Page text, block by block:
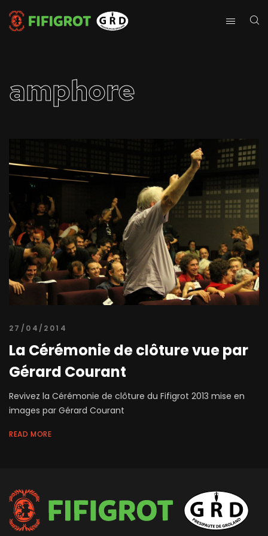
amphore
27/04/2014
La Cérémonie de clôture vue par
Gérard Courant
Revivez la Cérémonie de clôture du Fifigrot 2013 mise en
images par Gérard Courant
READ MORE